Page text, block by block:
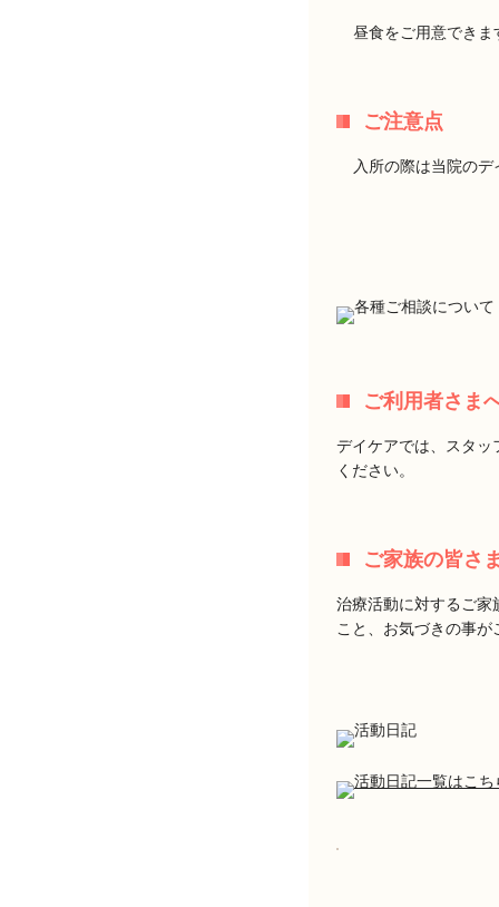
昼食をご用意できま
ご注意点
入所の際は当院の
ご利用者さま
デイケアでは、スタッ
ください。
ご家族の皆さ
治療活動に対するご家
こと、お気づきの事